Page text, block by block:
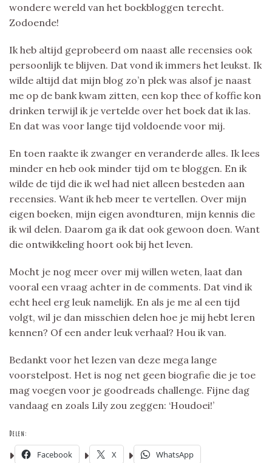
wondere wereld van het boekbloggen terecht.
Zodoende!
Ik heb altijd geprobeerd om naast alle recensies ook
persoonlijk te blijven. Dat vond ik immers het leukst. Ik
wilde altijd dat mijn blog zo’n plek was alsof je naast
me op de bank kwam zitten, een kop thee of koffie kon
drinken terwijl ik je vertelde over het boek dat ik las.
En dat was voor lange tijd voldoende voor mij.
En toen raakte ik zwanger en veranderde alles. Ik lees
minder en heb ook minder tijd om te bloggen. En ik
wilde de tijd die ik wel had niet alleen besteden aan
recensies. Want ik heb meer te vertellen. Over mijn
eigen boeken, mijn eigen avondturen, mijn kennis die
ik wil delen. Daarom ga ik dat ook gewoon doen. Want
die ontwikkeling hoort ook bij het leven.
Mocht je nog meer over mij willen weten, laat dan
vooral een vraag achter in de comments. Dat vind ik
echt heel erg leuk namelijk. En als je me al een tijd
volgt, wil je dan misschien delen hoe je mij hebt leren
kennen? Of een ander leuk verhaal? Hou ik van.
Bedankt voor het lezen van deze mega lange
voorstelpost. Het is nog net geen biografie die je toe
mag voegen voor je goodreads challenge. Fijne dag
vandaag en zoals Lily zou zeggen: ‘Houdoei!’
Delen:
Facebook X WhatsApp